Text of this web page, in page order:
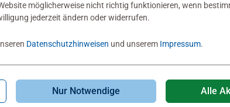
möglicherweise nicht richtig funktionieren, wenn
jederzeit ändern oder widerrufen.
Datenschutzhinweisen und unserem Impressum.
Nur Notwendige Alle